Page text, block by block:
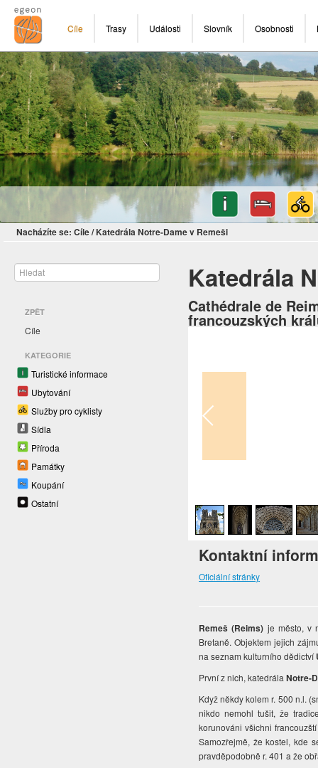
Cíle Trasy Události Slovník Osobnosti
Nacházíte se: Cíle/ Katedrála Notre-Dame v Remeši
ZPĚT
Cíle
KATEGORIE
Turistické informace
Ubytování
Služby pro cyklisty
Sídla
Příroda
Památky
Koupání
Ostatní
Katedrála
Cathédrale de
francouzských
Kontaktní
Oficiální stránky
Remeš (Reims) je město, v
Bretaně. Objektem jejich
na seznam kulturního dědictví
První z nich, katedrálaNotre-
Když někdy kolem r. 500 n.l.
nikdo nemohl tušit, že
korunováni všichni
Samozřejmě, že kostel, kde
pravděpodobně r. 401 a že